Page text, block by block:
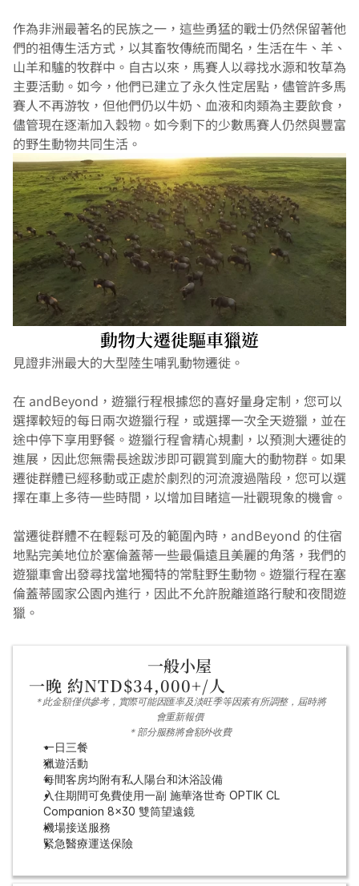
作為非洲最著名的民族之一，這些勇猛的戰士仍然保留著他
們的祖傳生活方式，以其畜牧傳統而聞名，生活在牛、羊、
山羊和驢的牧群中。自古以來，馬賽人以尋找水源和牧草為
主要活動。如今，他們已建立了永久性定居點，儘管許多馬
賽人不再游牧，但他們仍以牛奶、血液和肉類為主要飲食，
儘管現在逐漸加入穀物。如今剩下的少數馬賽人仍然與豐富
的野生動物共同生活。
動物大遷徙驅車獵遊
見證非洲最大的大型陸生哺乳動物遷徙。
在 andBeyond，遊獵行程根據您的喜好量身定制，您可以
選擇較短的每日兩次遊獵行程，或選擇一次全天遊獵，並在
途中停下享用野餐。遊獵行程會精心規劃，以預測大遷徙的
進展，因此您無需長途跋涉即可觀賞到龐大的動物群。如果
遷徙群體已經移動或正處於劇烈的河流渡過階段，您可以選
擇在車上多待一些時間，以增加目睹這一壯觀現象的機會。
當遷徙群體不在輕鬆可及的範圍內時，andBeyond 的住宿
地點完美地位於塞倫蓋蒂一些最偏遠且美麗的角落，我們的
遊獵車會出發尋找當地獨特的常駐野生動物。遊獵行程在塞
倫蓋蒂國家公園內進行，因此不允許脫離道路行駛和夜間遊
獵。
一般小屋
一晚 約NTD$34,000+/人
＊此金額僅供參考，實際可能因匯率及淡旺季等因素有所調整，屆時將
會重新報價
＊部分服務將會額外收費
一日三餐
獵遊活動
每間客房均附有私人陽台和沐浴設備
入住期間可免費使用一副 施華洛世奇 OPTIK CL
Companion 8x30 雙筒望遠鏡
機場接送服務
緊急醫療運送保險